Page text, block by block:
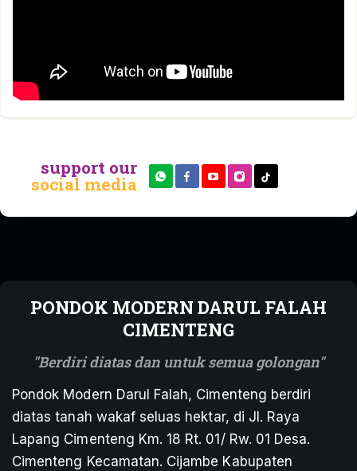
support our
social media
PONDOK MODERN DARUL FALAH
CIMENTENG
Berdiri diatas dan untuk semua golongan
Pondok Modern Darul Falah, Cimenteng berdiri
diatas tanah wakaf seluas hektar, di Jl. Raya
Lapang Cimenteng Km. 18 Rt. 01/ Rw. 01 Desa.
Cimenteng Kecamatan. Cijambe Kabupaten